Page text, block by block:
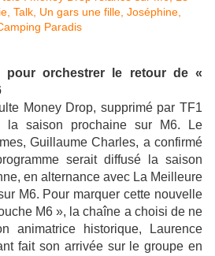
pour orchestrer le retour de «
Money Drop, supprimé par TF1
la saison prochaine sur M6. Le
Guillaume Charles, a confirmé
serait diffusé la saison
en alternance avec La Meilleure
M6. Pour marquer cette nouvelle
M6 », la chaîne a choisi de ne
animatrice historique, Laurence
fait son arrivée sur le groupe en